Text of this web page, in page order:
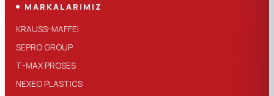
MARKALARIMIZ
KRAUSS-MAFFEI
SEPRO GROUP
T-MAX PROSES
NEXEO PLASTICS